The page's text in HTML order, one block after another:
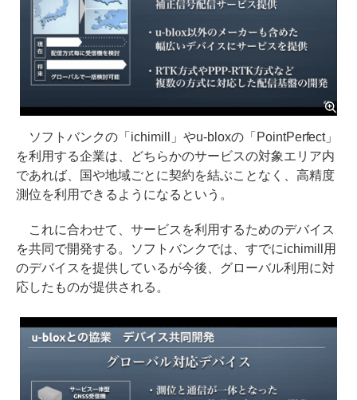
ソフトバンクの「ichimill」やu-bloxの「PointPerfect」
を利用する企業は、どちらかのサービスの対象エリア内
であれば、国や地域ごとに契約を結ぶことなく、高精度
測位を利用できるようになるという。
これに合わせて、サービスを利用するためのデバイス
を共同で開発する。ソフトバンクでは、すでにichimill用
のデバイスを提供しているが今後、グローバル利用に対
応したものが提供される。